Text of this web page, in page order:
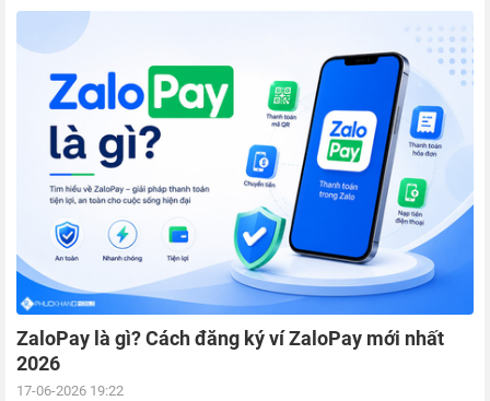
ZaloPay là gì? Cách đăng ký ví ZaloPay mới nhất
2026
17-06-2026 19:22